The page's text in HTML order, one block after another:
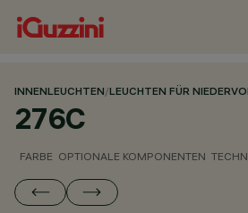
INNENLEUCHTEN/LEUCHTEN FÜR
276C
FARBE OPTIONALE KOMPONENTEN